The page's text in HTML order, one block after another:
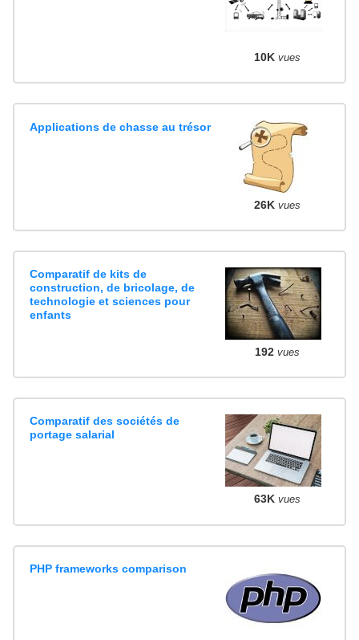
10K vues
Applications de chasse au trésor
26K vues
Comparatif de kits de
construction, de bricolage, de
technologie et sciences pour
enfants
192 vues
Comparatif des sociétés de
portage salarial
63K vues
PHP frameworks comparison